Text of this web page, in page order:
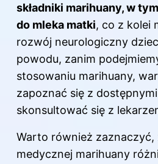
składniki marihuany, w
do mleka matki, co z kolei
rozwój neurologiczny
powodu, zanim
stosowaniu marihuany,
zapoznać się z
skonsultować się z
Warto również zaznaczyć,
medycznej marihuany